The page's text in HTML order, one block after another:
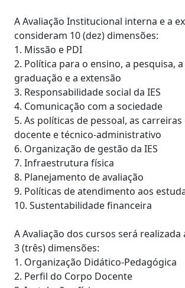
A Avaliação Institucional interna e a
consideram 10 (dez) dimensões:
1. Missão e PDI
2. Política para o ensino, a pesquisa,
graduação e a extensão
3. Responsabilidade social da IES
4. Comunicação com a sociedade
5. As políticas de pessoal, as
docente e técnico-administrativo
6. Organização de gestão da IES
7. Infraestrutura física
8. Planejamento de avaliação
9. Políticas de atendimento aos
10. Sustentabilidade financeira
A Avaliação dos cursos será realizada
3 (três) dimensões:
1. Organização Didático-Pedagógica
2. Perfil do Corpo Docente